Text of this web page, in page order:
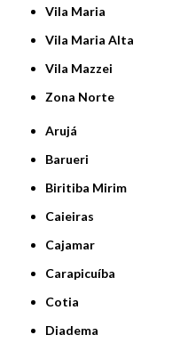
Vila Maria
Vila Maria Alta
Vila Mazzei
Zona Norte
Arujá
Barueri
Biritiba Mirim
Caieiras
Cajamar
Carapicuíba
Cotia
Diadema